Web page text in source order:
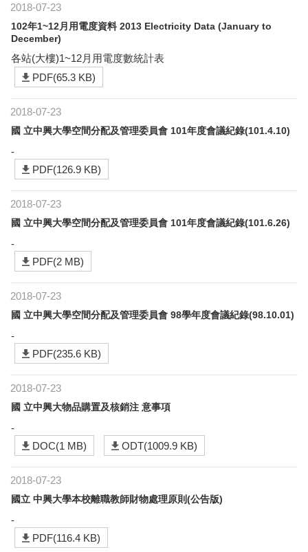
2018-07-23
102年1~12月用電度資料 2013 Electricity Data (January to
December)
各站(大樓)1~12月用電度數統計表
PDF(65.3 KB)
2018-07-23
國 立中興大學空間分配及管理委員會 101年度會議紀錄(101.4.10)
-
PDF(126.9 KB)
2018-07-23
國 立中興大學空間分配及管理委員會 101年度會議紀錄(101.6.26)
-
PDF(2 MB)
2018-07-23
國 立中興大學空間分配及管理委員會 98學年度會議紀錄(98.10.01)
-
PDF(235.6 KB)
2018-07-23
國 立中興大物品購置及核銷注 意事項
-
DOC(1 MB)
ODT(1009.9 KB)
2018-07-23
國立 中興大學本校離職教師財物處理原則(公告版)
-
PDF(116.4 KB)